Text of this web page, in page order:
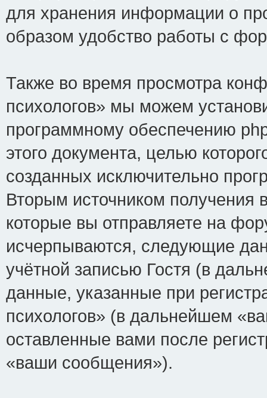
для хранения информации о
образом удобство работы с
Также во время просмотра
психологов» мы можем
программному обеспечению
этого документа, целью
созданных исключительно
Вторым источником
которые вы отправляете на
исчерпываются, следующие
учётной записью Гостя (в
данные, указанные при
психологов» (в дальнейшем
оставленные вами после
«ваши сообщения»).